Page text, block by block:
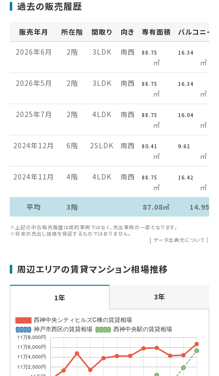
過去の販売履歴
販売年月 所在階 間取り 向き 専有面積 バルコニー
2026年6月 2階 3LDK 南西 88.75
㎡
16.34
㎡
2026年5月 2階 3LDK 南西 88.75
㎡
16.34
㎡
2025年7月 2階 4LDK 南西 88.75
㎡
16.04
㎡
2024年12月 6階 2SLDK 南西 80.41
㎡
9.62
㎡
2024年11月 4階 4LDK 南西 88.75
㎡
16.42
㎡
平均
3階 87.08㎡ 14.95㎡
※上記の中古販売履歴は成約事例ではなく、売出事例の一部となります。
※将来の売出し価格を保証するものではありません。
[ データ出典元について ］
周辺エリアの賃貸マンション相場推移
1年 3年